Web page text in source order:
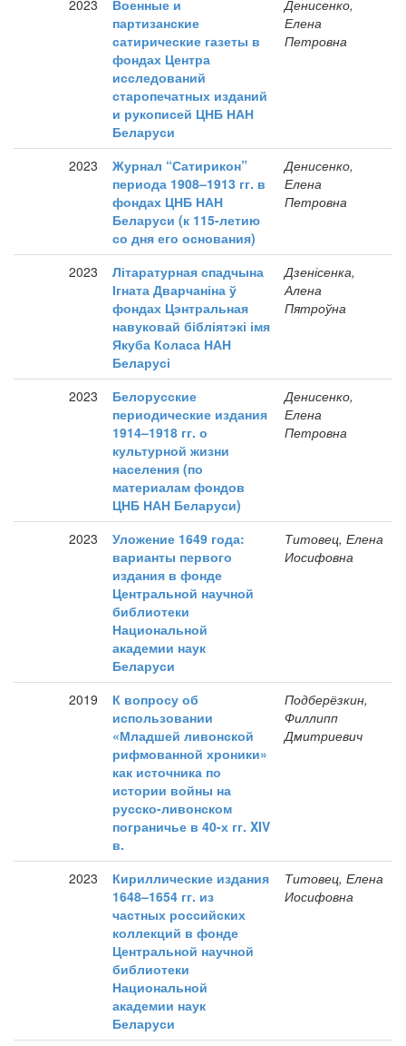
2023
Военные и
партизанские
сатирические газеты в
фондах Центра
исследований
старопечатных изданий
и рукописей ЦНБ НАН
Беларуси
Денисенко,
Елена
Петровна
2023
Журнал “Сатирикон”
периода 1908–1913 гг. в
фондах ЦНБ НАН
Беларуси (к 115-летию
со дня его основания)
Денисенко,
Елена
Петровна
2023
Літаратурная спадчына
Ігната Дварчаніна ў
фондах Цэнтральная
навуковай бібліятэкі імя
Якуба Коласа НАН
Беларусі
Дзенісенка,
Алена
Пятроўна
2023
Белорусские
периодические издания
1914–1918 гг. о
культурной жизни
населения (по
материалам фондов
ЦНБ НАН Беларуси)
Денисенко,
Елена
Петровна
2023
Уложение 1649 года:
варианты первого
издания в фонде
Центральной научной
библиотеки
Национальной
академии наук
Беларуси
Титовец, Елена
Иосифовна
2019
К вопросу об
использовании
«Младшей ливонской
рифмованной хроники»
как источника по
истории войны на
русско-ливонском
пограничье в 40-х гг. XIV
в.
Подберёзкин,
Филлипп
Дмитриевич
2023
Кириллические издания
1648–1654 гг. из
частных российских
коллекций в фонде
Центральной научной
библиотеки
Национальной
академии наук
Беларуси
Титовец, Елена
Иосифовна